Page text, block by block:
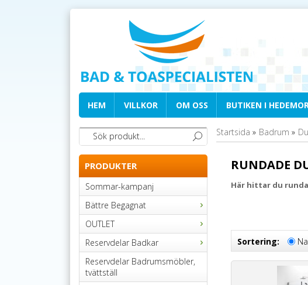
HEM VILLKOR OM OSS BUTIKEN I
PRODUKTER
Sommar-kampanj
Bättre Begagnat
OUTLET
Reservdelar Badkar
Reservdelar Badrumsmöbler,
tvättställ
Startsida » Badrum »
RUNDADE
Här hittar du
Sortering: